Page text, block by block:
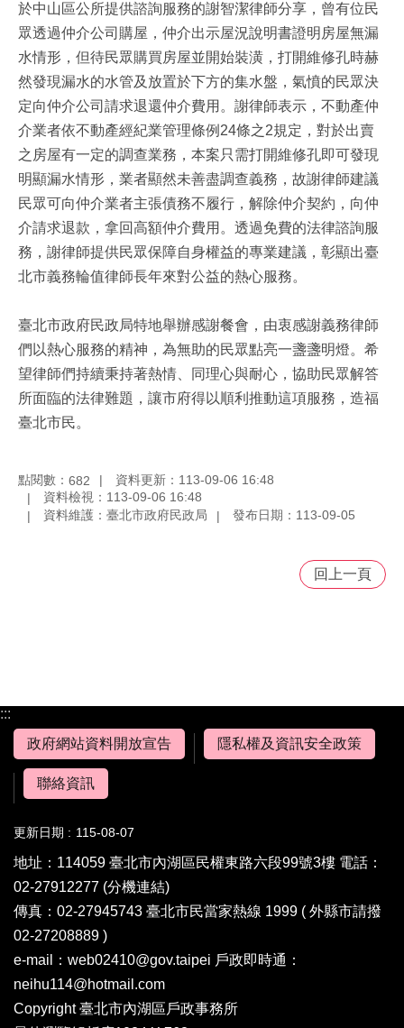
於中山區公所提供諮詢服務的謝智潔律師分享，曾有位民
眾透過仲介公司購屋，仲介出示屋況說明書證明房屋無漏
水情形，但待民眾購買房屋並開始裝潢，打開維修孔時赫
然發現漏水的水管及放置於下方的集水盤，氣憤的民眾決
定向仲介公司請求退還仲介費用。謝律師表示，不動產仲
介業者依不動產經紀業管理條例24條之2規定，對於出賣
之房屋有一定的調查業務，本案只需打開維修孔即可發現
明顯漏水情形，業者顯然未善盡調查義務，故謝律師建議
民眾可向仲介業者主張債務不履行，解除仲介契約，向仲
介請求退款，拿回高額仲介費用。透過免費的法律諮詢服
務，謝律師提供民眾保障自身權益的專業建議，彰顯出臺
北市義務輪值律師長年來對公益的熱心服務。
臺北市政府民政局特地舉辦感謝餐會，由衷感謝義務律師
們以熱心服務的精神，為無助的民眾點亮一盞盞明燈。希
望律師們持續秉持著熱情、同理心與耐心，協助民眾解答
所面臨的法律難題，讓市府得以順利推動這項服務，造福
臺北市民。
點閱數： 682
資料更新：113-09-06 16:48
資料檢視：113-09-06 16:48
資料維護：臺北市政府民政局
發布日期：113-09-05
回上一頁
:::
政府網站資料開放宣告
隱私權及資訊安全政策
聯絡資訊
更新日期 115-08-07
地址：114059 臺北市內湖區民權東路六段99號3樓 電話：
02-27912277 (分機連結)
傳真：02-27945743 臺北市民當家熱線 1999 ( 外縣市請撥
02-27208889 )
e-mail：web02410@gov.taipei 戶政即時通：
neihu114@hotmail.com
Copyright 臺北市內湖區戶政事務所